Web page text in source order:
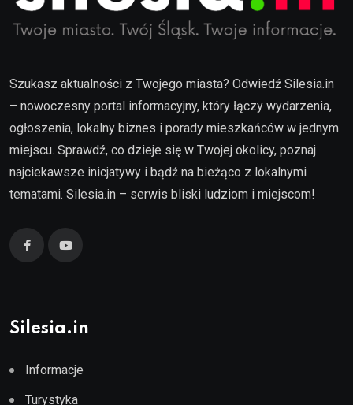
Szukasz aktualności z Twojego miasta? Odwiedź Silesia.in
– nowoczesny portal informacyjny, który łączy wydarzenia,
ogłoszenia, lokalny biznes i porady mieszkańców w jednym
miejscu. Sprawdź, co dzieje się w Twojej okolicy, poznaj
najciekawsze inicjatywy i bądź na bieżąco z lokalnymi
tematami. Silesia.in – serwis bliski ludziom i miejscom!
Silesia.in
Informacje
Turystyka